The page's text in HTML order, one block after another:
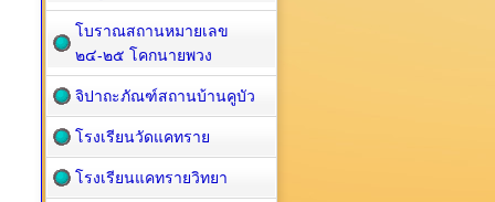
โบราณสถานหมายเลข
๒๔-๒๕ โคกนายพวง
จิปาถะภัณฑ์สถานบ้านคูบัว
โรงเรียนวัดแคทราย
โรงเรียนแคทรายวิทยา